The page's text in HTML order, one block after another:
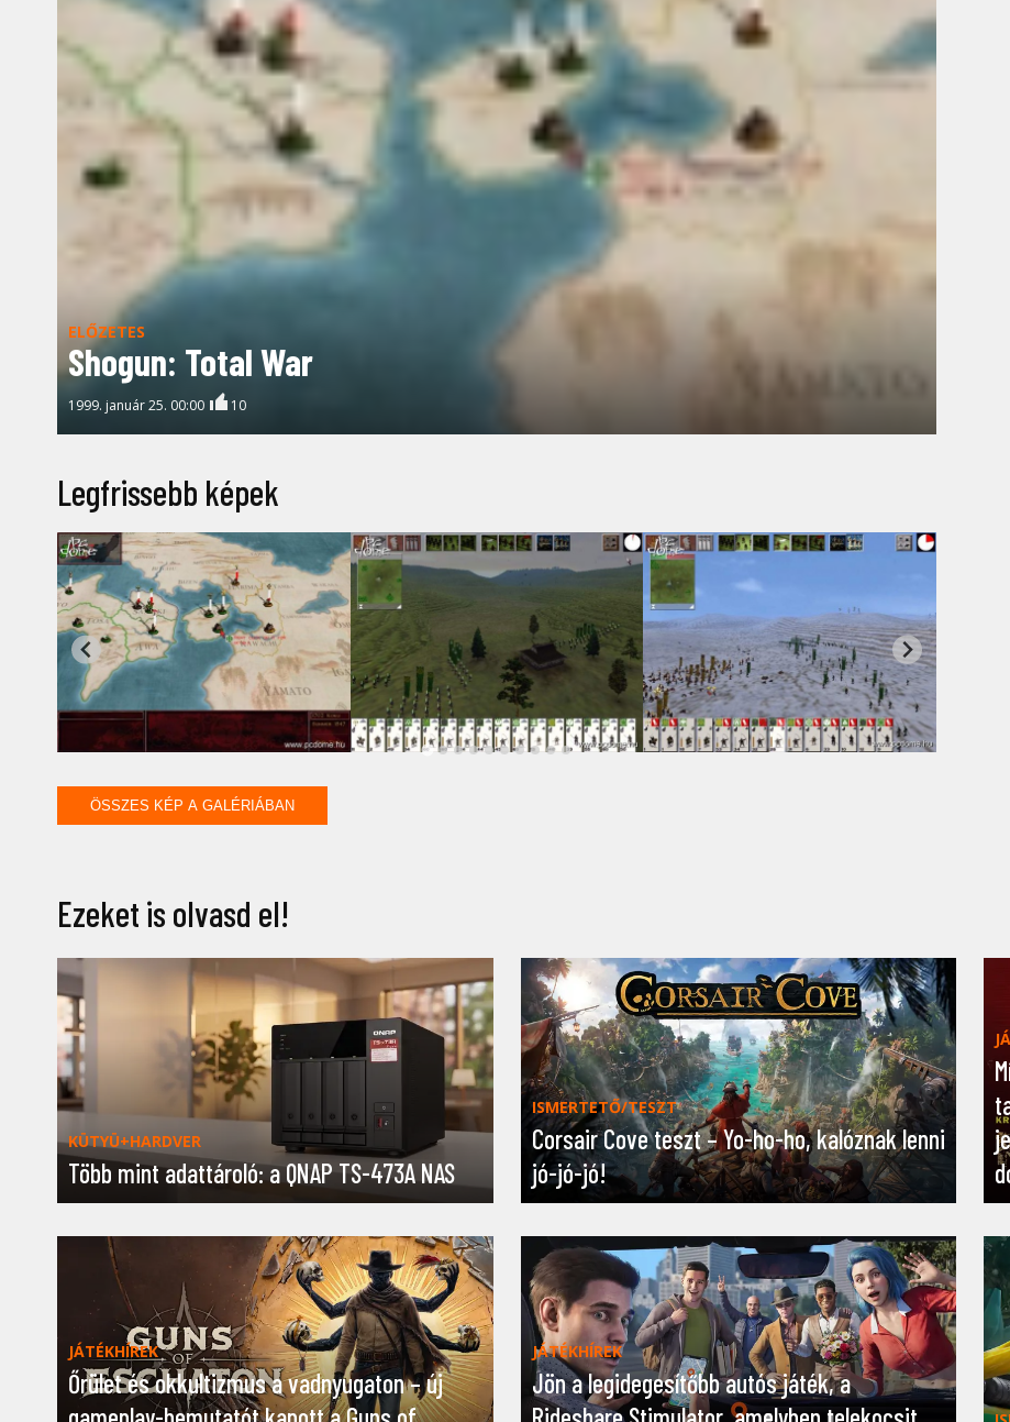
ELŐZETES
Shogun: Total War
1999. január 25. 00:00 10
Legfrissebb képek
ÖSSZES KÉP A GALÉRIÁBAN
Ezeket is olvasd el!
KÜTYÜ+HARDVER
Több mint adattároló: a QNAP TS-473A NAS
ISMERTETŐ/TESZT
Corsair Cove teszt – Yo-ho-ho, kalóznak lenni
jó-jó-jó!
JÁTÉKHÍREK
Őrület és okkultizmus a vadnyugaton – új
JÁTÉKHÍREK
Jön a legidegesítőbb autós játék, a